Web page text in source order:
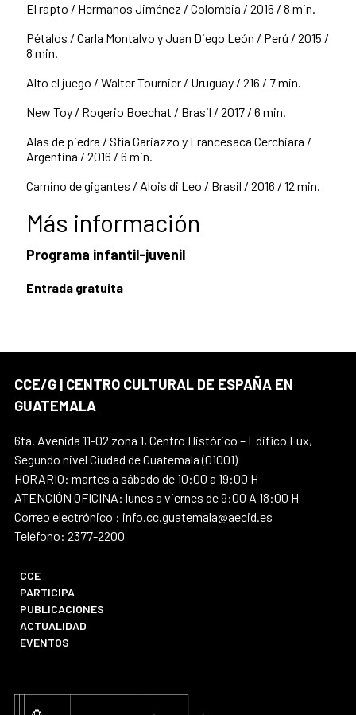
El rapto / Hermanos Jiménez / Colombia / 2016 / 8 min.
Pétalos / Carla Montalvo y Juan Diego León / Perú / 2015 /
8 min.
Alto el juego / Walter Tournier / Uruguay / 216 / 7 min.
New Toy / Rogerio Boechat / Brasil / 2017 / 6 min.
Alas de piedra / Sfía Gariazzo y Francesaca Cerchiara /
Argentina / 2016 / 6 min.
Camino de gigantes / Alois di Leo / Brasil / 2016 / 12 min.
Más información
Programa infantil-juvenil
Entrada gratuita
CCE/G | CENTRO CULTURAL DE ESPAÑA EN
GUATEMALA
6ta. Avenida 11-02 zona 1, Centro Histórico – Edifico Lux,
Segundo nivel Ciudad de Guatemala (01001)
HORARIO: martes a sábado de 10:00 a 19:00 H
ATENCIÓN OFICINA: lunes a viernes de 9:00 A 18:00 H
Correo electrónico : info.cc.guatemala@aecid.es
Teléfono: 2377-2200
CCE
PARTICIPA
PUBLICACIONES
ACTUALIDAD
EVENTOS